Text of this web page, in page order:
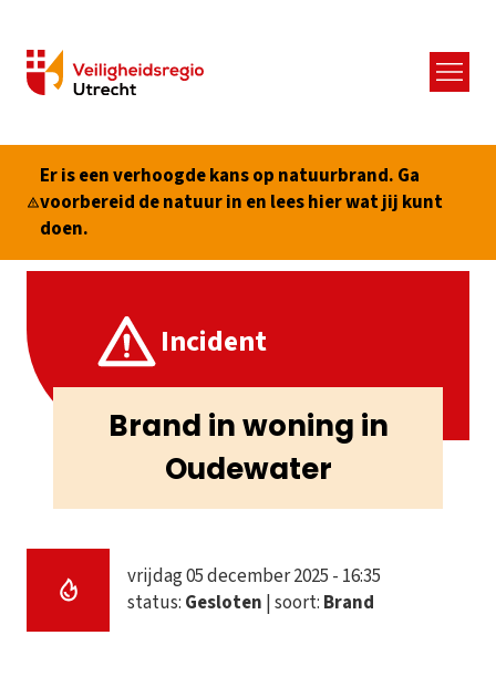
Menu
Er is een verhoogde kans op natuurbrand. Ga
voorbereid de natuur in en lees hier wat jij kunt
doen.
Incident
Brand in woning in
Oudewater
vrijdag 05 december 2025 - 16:35
status: Gesloten | soort: Brand